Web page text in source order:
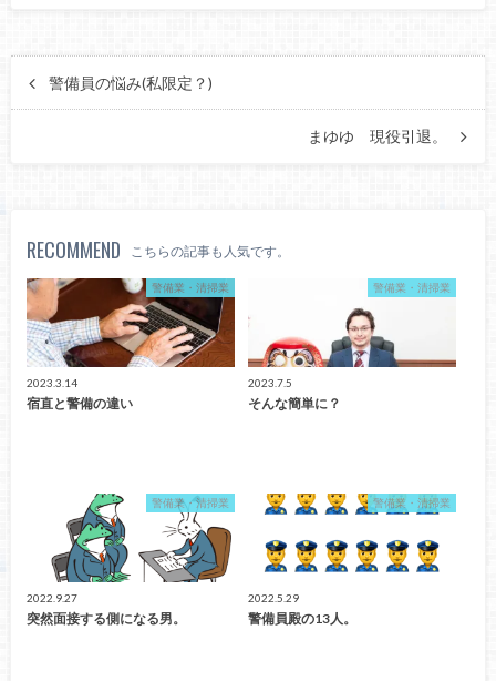
警備員の悩み(私限定？)
まゆゆ 現役引退。
RECOMMEND こちらの記事も人気です。
警備業・清掃業
2023.3.14
宿直と警備の違い
警備業・清掃業
2023.7.5
そんな簡単に？
警備業・清掃業
2022.9.27
突然面接する側になる男。
警備業・清掃業
2022.5.29
警備員殿の13人。